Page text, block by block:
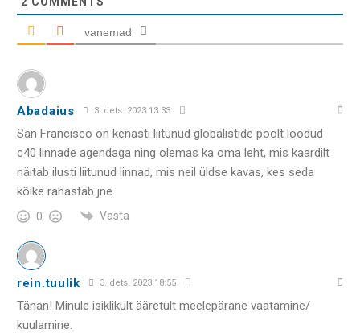
vanemad
Abadaius 3. dets. 2023 13:33
San Francisco on kenasti liitunud globalistide poolt loodud
c40 linnade agendaga ning olemas ka oma leht, mis kaardilt
näitab ilusti liitunud linnad, mis neil üldse kavas, kes seda
kõike rahastab jne.
0 Vasta
rein.tuulik 3. dets. 2023 18:55
Tänan! Minule isiklikult ääretult meelepärane vaatamine/
kuulamine.